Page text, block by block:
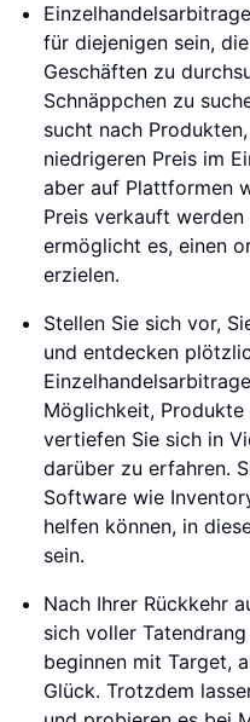
für diejenigen sein,
Geschäften zu
Schnäppchen zu
sucht nach
niedrigeren Preis im
aber auf Plattformen
Preis verkauft
ermöglicht es, einen
erzielen.
Stellen Sie sich vor,
und entdecken
Möglichkeit,
vertiefen Sie sich in
darüber zu erfahren.
Software wie
helfen können, in
sein.
Nach Ihrer Rückkehr
sich voller
beginnen mit Target,
Glück. Trotzdem